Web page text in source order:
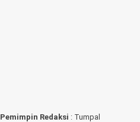
Pemimpin Redaksi : Tumpal